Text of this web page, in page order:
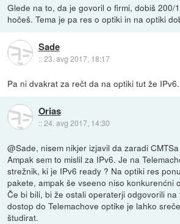
Glede na to, da je govoril o firmi, dobiš 200/
hočeš. Tema je pa res o optiki in na optiki
Sade
::23. avg 2017, 18:17
Pa ni dvakrat za rečt da na optiki tut že
Orias
::24. avg 2017, 14:30
@Sade, nisem nikjer izjavil da zaradi
Ampak sem to mislil za IPv6. Je na
strežnik, ki je IPv6 ready ? Na optiki res
pakete, ampak še vseeno niso konkurenćni
Če bi bili, bi že ostali operaterji odgovorili na
dostop do Telemachove optike je lahko
študirat.